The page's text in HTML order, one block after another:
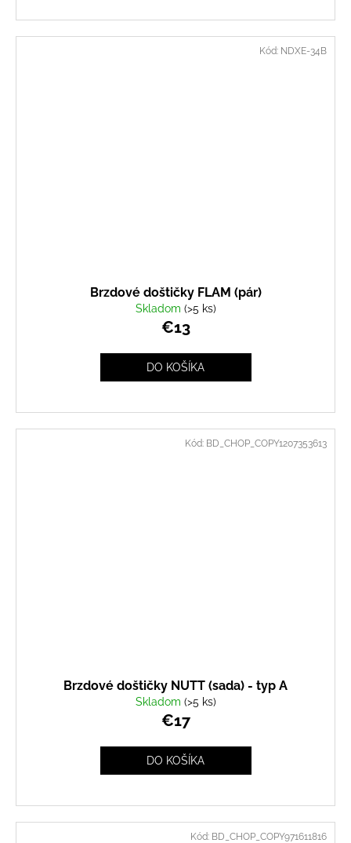
Brzdové doštičky FLAM (pár)
Skladom (>5 ks)
€13
DO KOŠÍKA
Kód: NDXE-34B
Brzdové doštičky NUTT (sada) - typ A
Skladom (>5 ks)
€17
DO KOŠÍKA
Kód: BD_CHOP_COPY1207353613
Kód: BD_CHOP_COPY971611816